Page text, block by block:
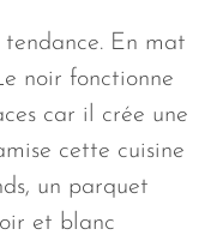
tendance. En mat
noir fonctionne
car il crée une
cette cuisine
un parquet
et blanc